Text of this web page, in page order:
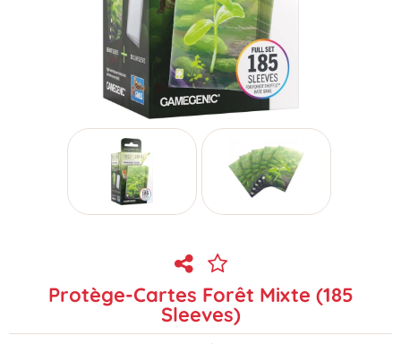
Protège-Cartes Forêt Mixte (185
Sleeves)